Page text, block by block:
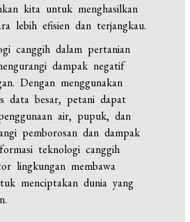
kita untuk menghasilkan
lebih efisien dan terjangkau.
canggih dalam pertanian
dampak negatif
Dengan menggunakan
data besar, petani dapat
air, pupuk, dan
pemborosan dan dampak
teknologi canggih
lingkungan membawa
menciptakan dunia yang